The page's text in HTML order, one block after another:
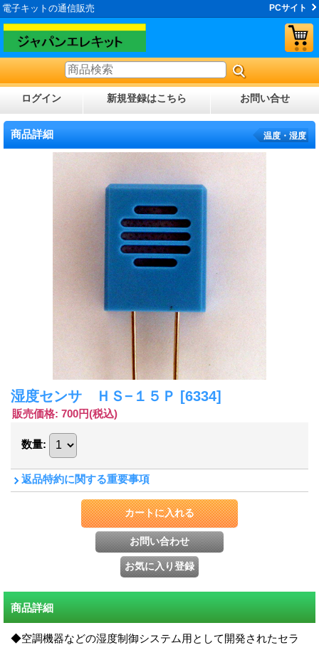
電子キットの通信販売 PCサイト
ログイン 新規登録はこちら お問い合せ
商品詳細 温度・湿度
湿度センサ ＨＳ−１５Ｐ [6334]
販売価格: 700円(税込)
数量:
返品特約に関する重要事項
商品詳細
◆空調機器などの湿度制御システム用として開発されたセラ